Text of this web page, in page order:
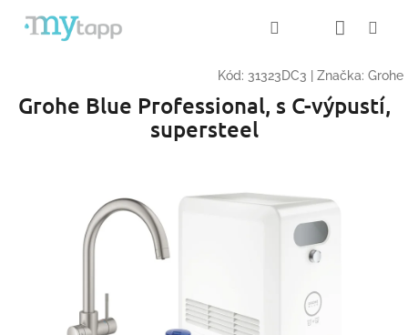
Přihlášení
košík
Kód: 31323DC3 Značka: Grohe
Grohe Blue Professional, s C-výpustí,
supersteel